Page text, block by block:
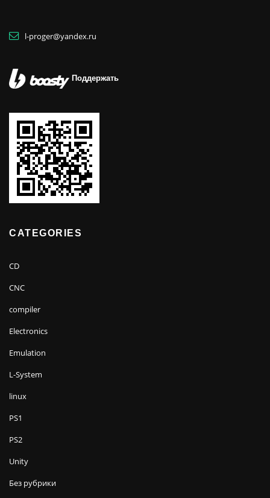
l-proger@yandex.ru
Поддержать
CATEGORIES
CD
CNC
compiler
Electronics
Emulation
L-System
linux
PS1
PS2
Unity
Без рубрики